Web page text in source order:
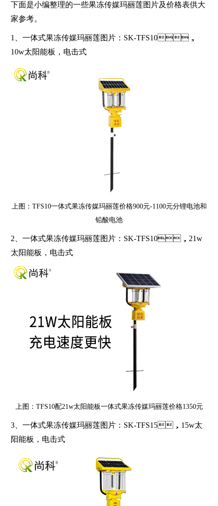
下面是小编整理的一些果冻传媒玛丽莲图片及价格表供大
家参考。
1、一体式果冻传媒玛丽莲图片： SK-TFS10，
10w太阳能板，电击式
上图：TFS10一体式果冻传媒玛丽莲价格900元-1100元分锂电池和
铅酸电池
2、一体式果冻传媒玛丽莲图片： SK-TFS10， 21w
太阳能板，电击式
上图：TFS10配21w太阳能板一体式果冻传媒玛丽莲价格1350元
3、一体式果冻传媒玛丽莲图片： SK-TFS15， 15w太
阳能板，电击式